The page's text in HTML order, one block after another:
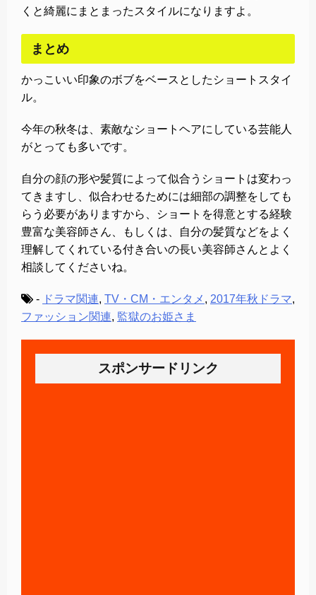
くと綺麗にまとまったスタイルになりますよ。
まとめ
かっこいい印象のボブをベースとしたショートスタイ
ル。
今年の秋冬は、素敵なショートヘアにしている芸能人
がとっても多いです。
自分の顔の形や髪質によって似合うショートは変わっ
てきますし、似合わせるためには細部の調整をしても
らう必要がありますから、ショートを得意とする経験
豊富な美容師さん、もしくは、自分の髪質などをよく
理解してくれている付き合いの長い美容師さんとよく
相談してくださいね。
- ドラマ関連, TV・CM・エンタメ , 2017年秋ドラマ,
ファッション関連, 監獄のお姫さま
スポンサードリンク